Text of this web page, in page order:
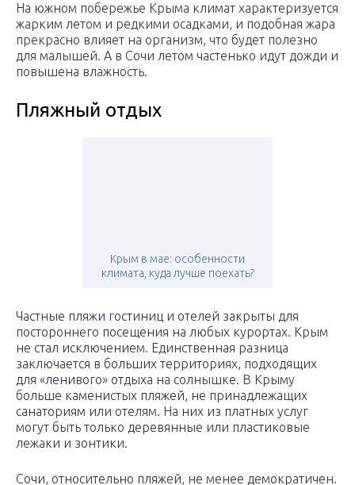
На южном побережье Крыма климат характеризуется
жарким летом и редкими осадками, и подобная жара
прекрасно влияет на организм, что будет полезно
для малышей. А в Сочи летом частенько идут дожди и
повышена влажность.
Пляжный отдых
Крым в мае: особенности
климата, куда лучше поехать?
Частные пляжи гостиниц и отелей закрыты для
постороннего посещения на любых курортах. Крым
не стал исключением. Единственная разница
заключается в больших территориях, подходящих
для «ленивого» отдыха на солнышке. В Крыму
больше каменистых пляжей, не принадлежащих
санаториям или отелям. На них из платных услуг
могут быть только деревянные или пластиковые
лежаки и зонтики.
Сочи, относительно пляжей, не менее демократичен.